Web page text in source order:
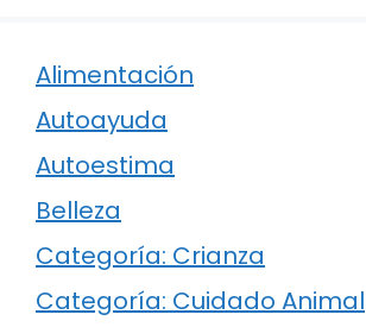
Alimentación
Autoayuda
Autoestima
Belleza
Categoría: Crianza
Categoría: Cuidado Animal